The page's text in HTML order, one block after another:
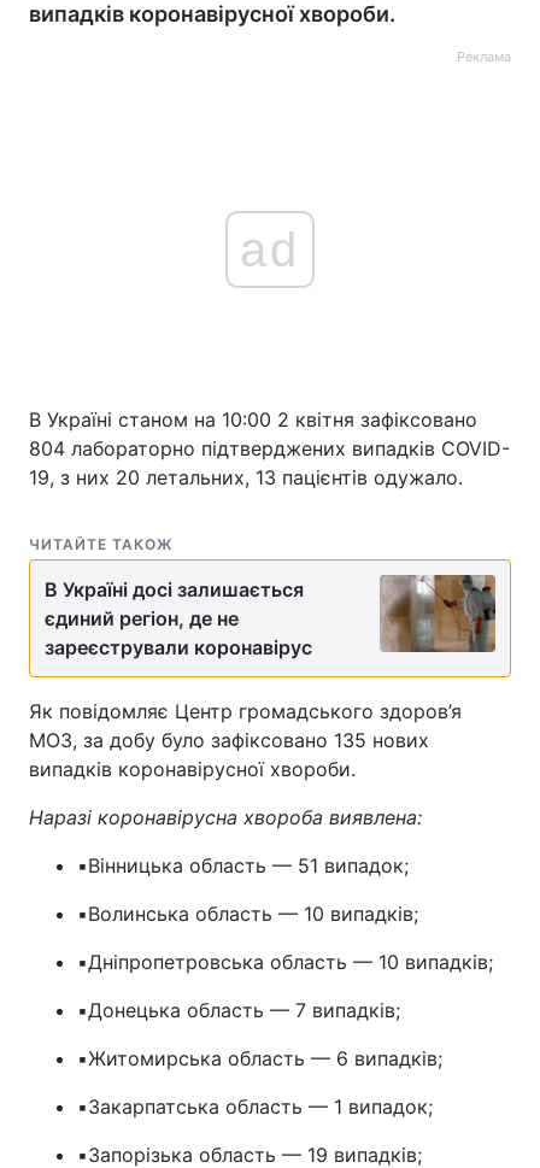
випадків коронавірусної хвороби.
Реклама
ad
В Україні станом на 10:00 2 квітня зафіксовано
804 лабораторно підтверджених випадків COVID-
19, з них 20 летальних, 13 пацієнтів одужало.
ЧИТАЙТЕ ТАКОЖ
В Україні досі залишається
єдиний регіон, де не
зареєстрували коронавірус
Як повідомляє Центр громадського здоров’я
МОЗ, за добу було зафіксовано 135 нових
випадків коронавірусної хвороби.
Наразі коронавірусна хвороба виявлена:
▪️Вінницька область — 51 випадок;
▪️Волинська область — 10 випадків;
▪️Дніпропетровська область — 10 випадків;
▪️Донецька область — 7 випадків;
▪️Житомирська область — 6 випадків;
▪️Закарпатська область — 1 випадок;
▪️Запорізька область — 19 випадків;